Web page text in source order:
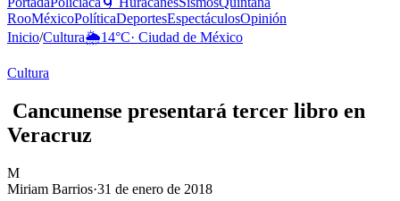
RooMéxicoPolíticaDeportesEspectáculosOpinión
Inicio/Cultura🌦️14°C· Ciudad de México
Cultura
Cancunense presentará tercer libro en
Veracruz
M
Miriam Barrios·31 de enero de 2018